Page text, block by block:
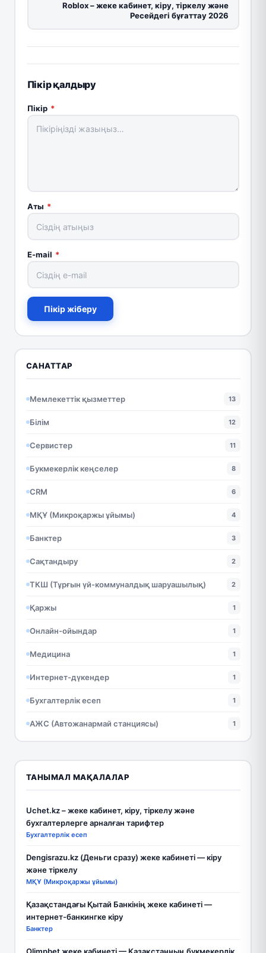
Roblox – жеке кабинет, кіру, тіркелу және
Ресейдегі бұғаттау 2026
Пікір қалдыру
Пікір *
Аты *
E-mail *
Пікір жіберу
САНАТТАР
Мемлекеттік қызметтер 13
Білім 12
Сервистер 11
Букмекерлік кеңселер 8
CRM 6
МҚҰ (Микроқаржы ұйымы) 4
Банктер 3
Сақтандыру 2
ТКШ (Тұрғын үй-коммуналдық шаруашылық) 2
Қаржы 1
Онлайн-ойындар 1
Медицина 1
Интернет-дүкендер 1
Бухгалтерлік есеп 1
АЖС (Автожанармай станциясы) 1
ТАНЫМАЛ МАҚАЛАЛАР
Uchet.kz – жеке кабинет, кіру, тіркелу және
бухгалтерлерге арналған тарифтер
Бухгалтерлік есеп
Dengisrazu.kz (Деньги сразу) жеке кабинеті — кіру
және тіркелу
МҚҰ (Микроқаржы ұйымы)
Қазақстандағы Қытай Банкінің жеке кабинеті —
интернет-банкингке кіру
Банктер